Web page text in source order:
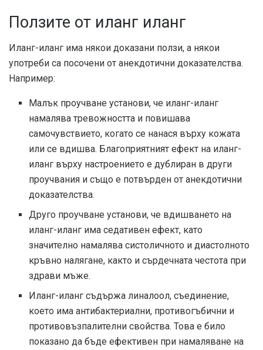
Ползите от иланг иланг
Иланг-иланг има някои доказани ползи, а някои
употреби са посочени от анекдотични доказателства.
Например:
Малък проучване установи, че иланг-иланг
намалява тревожността и повишава
самочувствието, когато се нанася върху кожата
или се вдишва. Благоприятният ефект на иланг-
иланг върху настроението е дублиран в други
проучвания и също е потвърден от анекдотични
доказателства.
Друго проучване установи, че вдишването на
иланг-иланг има седативен ефект, като
значително намалява систоличното и диастолното
кръвно налягане, както и сърдечната честота при
здрави мъже.
Иланг-иланг съдържа линалоол, съединение,
което има антибактериални, противогъбични и
противовъзпалителни свойства. Това е било
показано да бъде ефективен при намаляване на